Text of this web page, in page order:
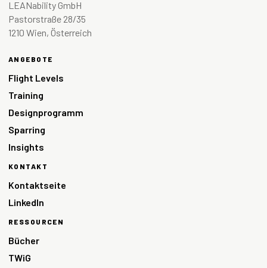
LEANability GmbH
Pastorstraße 28/35
1210 Wien, Österreich
ANGEBOTE
Flight Levels
Training
Designprogramm
Sparring
Insights
KONTAKT
Kontaktseite
LinkedIn
RESSOURCEN
Bücher
TWiG